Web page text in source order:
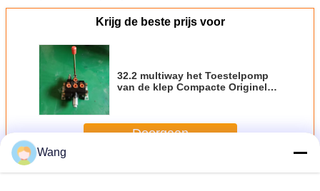
Krijg de beste prijs voor
32.2 multiway het Toestelpomp
van de klep Compacte Originele
Doorgaan
MeerDe pomp van het ladertoestel
Wang